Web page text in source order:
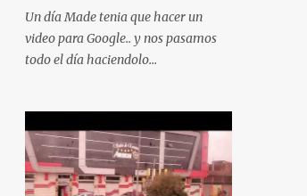
Un día Made tenia que hacer un
video para Google.. y nos pasamos
todo el día haciendolo...